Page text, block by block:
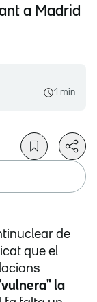
a Madrid
1 min
de
que el
la